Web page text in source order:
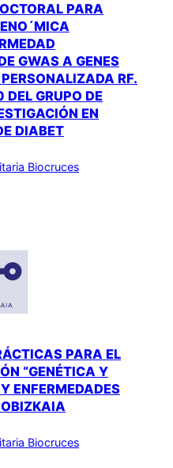
PARA
GWAS A GENES
RF.
GRUPO DE
EN
DIABET
Biocruces
PARA EL
“GENÉTICA Y
ENFERMEDADES
Biocruces